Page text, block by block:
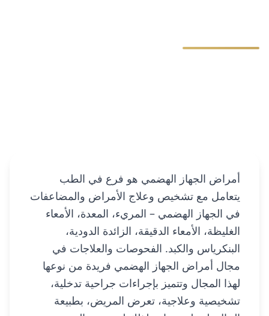
أمراض الجهاز الهضمي هو فرع في الطب
يتعامل مع تشخيص وعلاج الأمراض والمضاعفات
في الجهاز الهضمي – المريء، المعدة، الأمعاء
الغليظة، الأمعاء الدقيقة، الزائدة الدودية،
البنكرياس والكبد. الفحوصات والعلاجات في
مجال أمراض الجهاز الهضمي فريدة من نوعها
لهذا المجال وتتميز بإجراءات جراحية تدخلية،
تشخيصية وعلاجية، تعرض المريض، بطبيعة